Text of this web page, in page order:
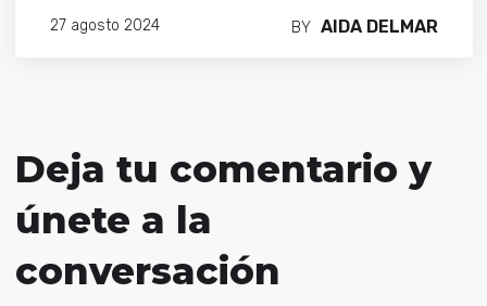
27 agosto 2024 BY AIDA DELMAR
Deja tu comentario y
únete a la
conversación